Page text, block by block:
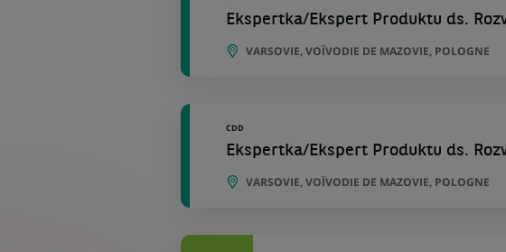
Ekspertka/Ekspert Produktu ds.
VARSOVIE, VOÏVODIE DE MAZOVIE, POLOGNE
CDD
Ekspertka/Ekspert Produktu ds.
VARSOVIE, VOÏVODIE DE MAZOVIE, POLOGNE